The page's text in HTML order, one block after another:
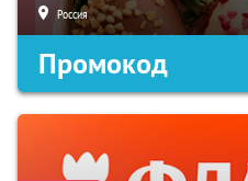
Россия
Промокод